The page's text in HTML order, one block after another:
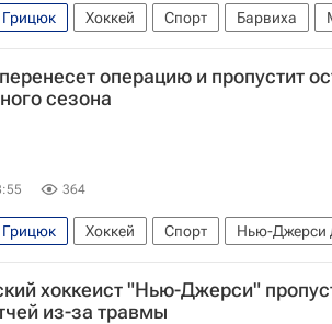
Грицюк Хоккей Спорт Барвиха
Илья Проскуряков Анатолий
Петербург)
КХЛ 2025-2026
операцию и пропустит
сезона
364
Грицюк Хоккей Спорт
Нью-Джерси
хоккейная лига (НХЛ)
хоккеист "Нью-Джерси"
из-за травмы